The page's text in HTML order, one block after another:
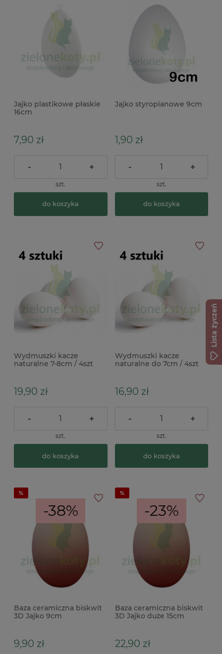
Jajko plastikowe płaskie
16cm
7,90 zł
- +
szt.
do koszyka
Jajko styropianowe 9cm
1,90 zł
- +
szt.
do koszyka
Wydmuszki kacze
naturalne 7-8cm / 4szt
19,90 zł
- +
szt.
do koszyka
Wydmuszki kacze
naturalne do 7cm / 4szt
16,90 zł
- +
szt.
do koszyka
-38%
Baza ceramiczna biskwit
3D Jajko 9cm
9,90 zł
-23%
Baza ceramiczna biskwit
3D Jajko duże 15cm
22,90 zł
Lista życzeń